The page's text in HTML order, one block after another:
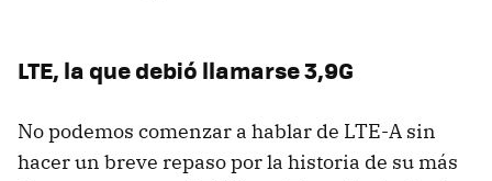
LTE, la que debió llamarse 3,9G
No podemos comenzar a hablar de LTE-A sin
hacer un breve repaso por la historia de su más